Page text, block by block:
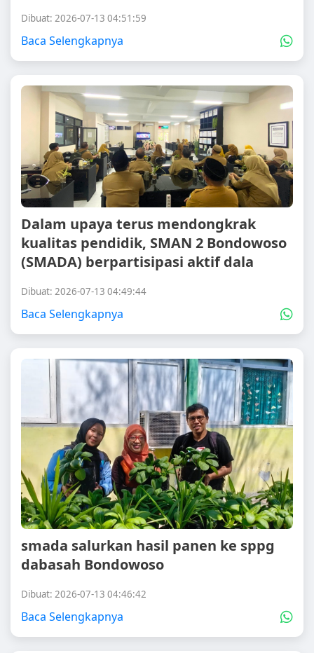
Dibuat: 2026-07-13 04:51:59
Baca Selengkapnya
Dalam upaya terus mendongkrak
kualitas pendidik, SMAN 2 Bondowoso
(SMADA) berpartisipasi aktif dala
Dibuat: 2026-07-13 04:49:44
Baca Selengkapnya
smada salurkan hasil panen ke sppg
dabasah Bondowoso
Dibuat: 2026-07-13 04:46:42
Baca Selengkapnya